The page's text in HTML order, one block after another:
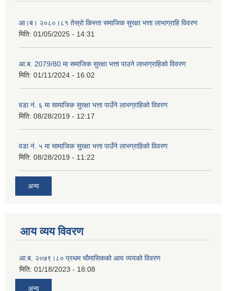
आ।ब। २०८०।८१ तेस्रो किस्ता समाजिक सुरक्षा भत्ता लाभाग्राहि विवरण
मिति: 01/05/2025 - 14:31
आ.ब. 2079/80 मा समाजिक सुरक्षा भत्ता पाउने लाभाग्राहिको विवरण
मिति: 01/11/2024 - 16:02
वडा नं. ६ मा सामाजिक सुरक्षा भत्ता पाउँने लाभग्राहिको विवरण
मिति: 08/28/2019 - 12:17
वडा नं. ५ मा सामाजिक सुरक्षा भत्ता पाउँने लाभग्राहिको विवरण
मिति: 08/28/2019 - 11:22
अन्य
आय व्यय विवरण
आ.ब. २०७९।८० प्रथम चौमासिकको आय व्ययको विवरण
मिति: 01/18/2023 - 18:08
अन्य